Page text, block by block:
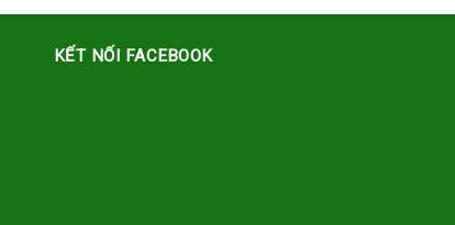
KẾT NỐI FACEBOOK